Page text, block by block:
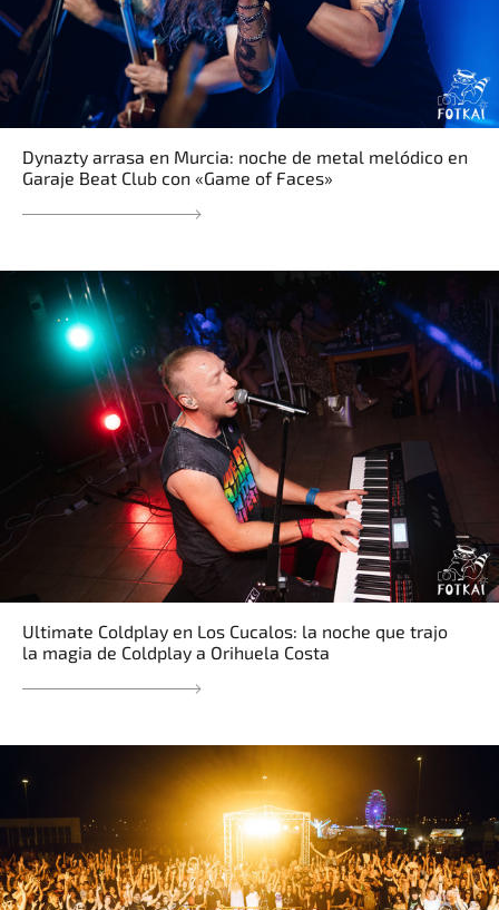
Dynazty arrasa en Murcia: noche de metal melódico en
Garaje Beat Club con «Game of Faces»
Ultimate Coldplay en Los Cucalos: la noche que trajo
la magia de Coldplay a Orihuela Costa